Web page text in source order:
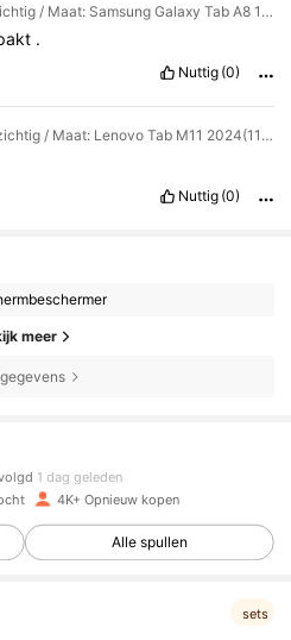
Kleur: Doorzichtig / Maat: Samsung Galaxy Tab A8 10.5 SM-X200
.
Nuttig (0)
Kleur: Doorzichtig / Maat: Lenovo Tab M11 2024(11-inch)
Nuttig (0)
meer
1 dag geleden
Volgers
4K+ Opnieuw kopen
Alle spullen
sets